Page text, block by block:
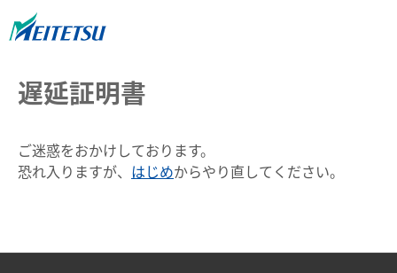
遅延証明書
ご迷惑をおかけしております。
恐れ入りますが、 はじめからやり直してください。